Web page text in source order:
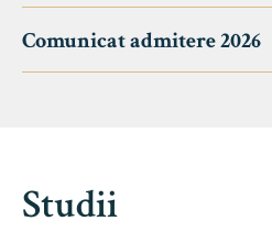
Comunicat admitere 2026
Studii